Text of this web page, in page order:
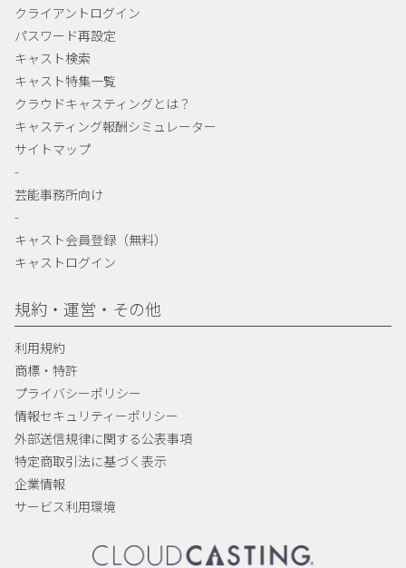
クライアントログイン
パスワード再設定
キャスト検索
キャスト特集一覧
クラウドキャスティングとは？
キャスティング報酬シミュレーター
サイトマップ
-
芸能事務所向け
-
キャスト会員登録（無料）
キャストログイン
規約・運営・その他
利用規約
商標・特許
プライバシーポリシー
情報セキュリティーポリシー
外部送信規律に関する公表事項
特定商取引法に基づく表示
企業情報
サービス利用環境